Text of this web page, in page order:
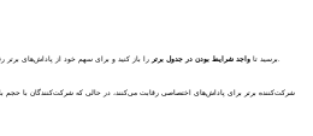
برسید تا واجد شرایط بودن در جدول برتر را باز کنید و برای سهم خود از پاداش‌های برتر رقابت کنید.